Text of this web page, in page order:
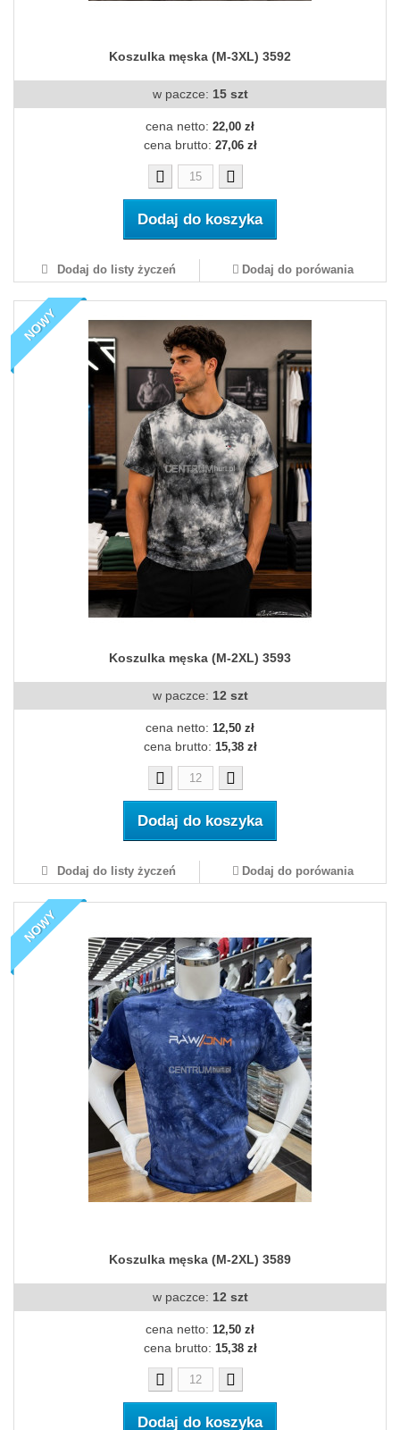
Koszulka męska (M-3XL) 3592
w paczce: 15 szt
cena netto: 22,00 zł
cena brutto: 27,06 zł
Dodaj do koszyka
Dodaj do listy życzeń Dodaj do porówania
NOWY
Koszulka męska (M-2XL) 3593
w paczce: 12 szt
cena netto: 12,50 zł
cena brutto: 15,38 zł
Dodaj do koszyka
Dodaj do listy życzeń Dodaj do porówania
NOWY
Koszulka męska (M-2XL) 3589
w paczce: 12 szt
cena netto: 12,50 zł
cena brutto: 15,38 zł
Dodaj do koszyka